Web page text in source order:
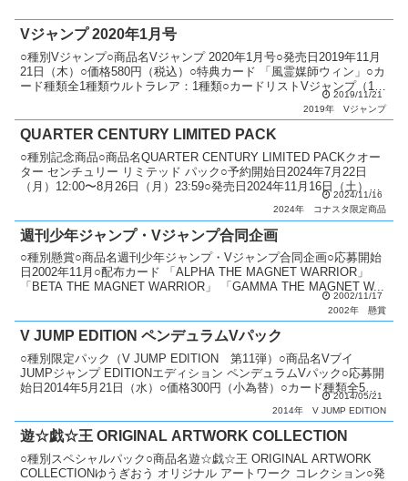
Vジャンプ 2020年1月号
○種別Vジャンプ○商品名Vジャンプ 2020年1月号○発売日2019年11月
21日（木）○価格580円（税込）○特典カード 「風霊媒師ウィン」○カ
ード種類全1種類ウルトラレア：1種類○カードリストVジャンプ（10
2019/11/21
2019年
Vジャンプ
QUARTER CENTURY LIMITED PACK
○種別記念商品○商品名QUARTER CENTURY LIMITED PACKクオー
ター センチュリー リミテッド パック○予約開始日2024年7月22日
（月）12:00〜8月26日（月）23:59○発売日2024年11月16日（土）○
2024/11/16
2024年
コナスタ限定商品
週刊少年ジャンプ・Vジャンプ合同企画
○種別懸賞○商品名週刊少年ジャンプ・Vジャンプ合同企画○応募開始
日2002年11月○配布カード 「ALPHA THE MAGNET WARRIOR」
「BETA THE MAGNET WARRIOR」 「GAMMA THE MAGNET W...
2002/11/17
2002年
懸賞
V JUMP EDITION ペンデュラムVパック
○種別限定パック（V JUMP EDITION 第11弾）○商品名Vブイ
JUMPジャンプ EDITIONエディション ペンデュラムVパック○応募開
始日2014年5月21日（水）○価格300円（小為替）○カード種類全5種
2014/05/21
2014年
V JUMP EDITION
遊☆戯☆王 ORIGINAL ARTWORK COLLECTION
○種別スペシャルパック○商品名遊☆戯☆王 ORIGINAL ARTWORK
COLLECTIONゆうぎおう オリジナル アートワーク コレクション○発